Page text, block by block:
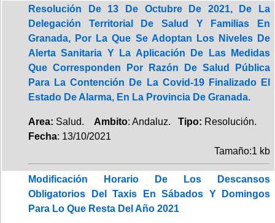
Resolución De 13 De Octubre De 2021, De La
Delegación Territorial De Salud Y Familias En
Granada, Por La Que Se Adoptan Los Niveles De
Alerta Sanitaria Y La Aplicación De Las Medidas
Que Corresponden Por Razón De Salud Pública
Para La Contención De La Covid-19 Finalizado El
Estado De Alarma, En La Provincia De Granada.
Area: Salud. Ambito: Andaluz. Tipo: Resolución.
Fecha: 13/10/2021
Tamaño:1 kb
Modificación Horario De Los Descansos
Obligatorios Del Taxis En Sábados Y Domingos
Para Lo Que Resta Del Año 2021